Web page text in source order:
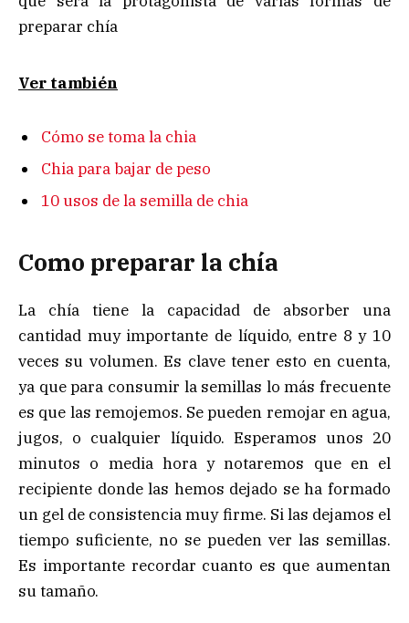
preparar chía
Ver también
Cómo se toma la chia
Chia para bajar de peso
10 usos de la semilla de chia
Como preparar la chía
La chía tiene la capacidad de absorber una
cantidad muy importante de líquido, entre 8 y 10
veces su volumen. Es clave tener esto en cuenta,
ya que para consumir la semillas lo más frecuente
es que las remojemos. Se pueden remojar en agua,
jugos, o cualquier líquido. Esperamos unos 20
minutos o media hora y notaremos que en el
recipiente donde las hemos dejado se ha formado
un gel de consistencia muy firme. Si las dejamos el
tiempo suficiente, no se pueden ver las semillas.
Es importante recordar cuanto es que aumentan
su tamaño.